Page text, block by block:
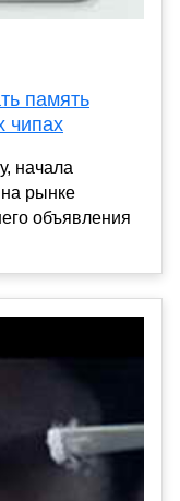
память
чипах
начала
рынке
объявления